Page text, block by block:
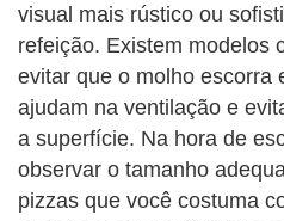
visual mais rústico ou
refeição. Existem modelos
evitar que o molho escorra
ajudam na ventilação e
a superfície. Na hora de
observar o tamanho
pizzas que você costuma